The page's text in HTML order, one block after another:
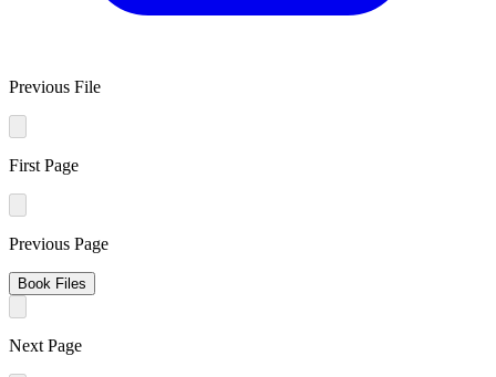
Previous File
First Page
Previous Page
Book Files
Next Page